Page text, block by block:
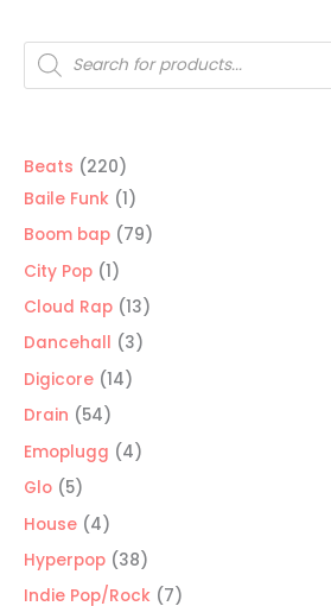
Búsqueda
de
productos
Beats 220220
productos
Baile Funk 11
producto
Boom bap 7979
City Pop 11
producto
Cloud Rap 1313
productos
Dancehall 33
Digicore 1414
Drain 5454
productos
Emoplugg 44
Glo 55
productos
House 44
productos
Hyperpop 3838
productos
Indie Pop/Rock 77